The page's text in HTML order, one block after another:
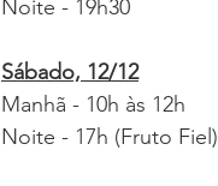
Noite - 19h30
Sábado, 12/12
Manhã - 10h às 12h
Noite - 17h (Fruto Fiel)